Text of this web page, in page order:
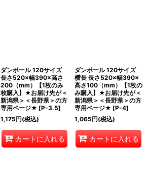
ダンボール 120サイズ
長さ520×幅390×高さ
200（mm）【1枚のみ
枚購入】★お届け先が＜
新潟県＞＜長野県＞の方
専用ページ★ [P-3.5]
1,175円(税込)
カートに入れる
ダンボール 120サイズ
横長 長さ520×幅390×
高さ100（mm）【1枚の
み購入】★お届け先が＜
新潟県＞＜長野県＞の方
専用ページ★ [P-4]
1,065円(税込)
カートに入れる